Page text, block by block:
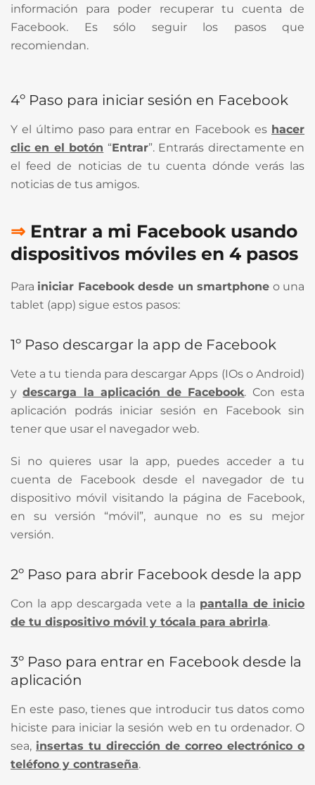
información para poder recuperar tu cuenta de
Facebook. Es sólo seguir los pasos que
recomiendan.
4º Paso para iniciar sesión en Facebook
Y el último paso para entrar en Facebook es hacer
clic en el botón “Entrar”. Entrarás directamente en
el feed de noticias de tu cuenta dónde verás las
noticias de tus amigos.
⇒ Entrar a mi Facebook usando
dispositivos móviles en 4 pasos
Para iniciar Facebook desde un smartphone o una
tablet (app) sigue estos pasos:
1º Paso descargar la app de Facebook
Vete a tu tienda para descargar Apps (IOs o Android)
ydescarga la aplicación de Facebook. Con esta
aplicación podrás iniciar sesión en Facebook sin
tener que usar el navegador web.
Si no quieres usar la app, puedes acceder a tu
cuenta de Facebook desde el navegador de tu
dispositivo móvil visitando la página de Facebook,
en su versión “móvil”, aunque no es su mejor
versión.
2º Paso para abrir Facebook desde la app
Con la app descargada vete a la pantalla de inicio
de tu dispositivo móvil y tócala para abrirla.
3º Paso para entrar en Facebook desde la
aplicación
En este paso, tienes que introducir tus datos como
hiciste para iniciar la sesión web en tu ordenador. O
sea, insertas tu dirección de correo electrónico o
teléfono y contraseña.